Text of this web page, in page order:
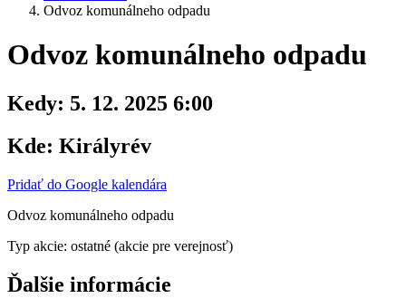
Odvoz komunálneho odpadu
Odvoz komunálneho odpadu
Kedy: 5. 12. 2025 6:00
Kde: Királyrév
Pridať do Google kalendára
Odvoz komunálneho odpadu
Typ akcie: ostatné (akcie pre verejnosť)
Ďalšie informácie